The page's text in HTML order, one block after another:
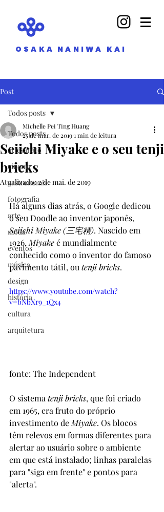
OSAKA NANIWA KAI
Post
Todos posts
artesanato
cinema
gastronomia
fotografia
arte
moda
eventos
música
design
história
cultura
arquitetura
Todos posts
Seiichi Miyake e o seu tenji
bricks
Michelle Pei Ting Huang
25 de mar. de 20191 min de leitura
Atualizado:2 de mai. de 2019
Há alguns dias atrás, o Google dedicou
o seu Doodle ao inventor japonês,
Seiichi Miyake (三宅精). Nascido em
1926, Miyake é mundialmente
conhecido como o inventor do famoso
pavimento tátil, ou tenji bricks.
https://www.youtube.com/watch?
v=bNbXr9_1Qx4
fonte: The Independent
O sistema tenji bricks, que foi criado
em 1965, era fruto do próprio
investimento de Miyake. Os blocos
têm relevos em formas diferentes para
alertar ao usuário sobre o ambiente
em que está instalado; linhas paralelas
para "siga em frente" e pontos para
"alerta".